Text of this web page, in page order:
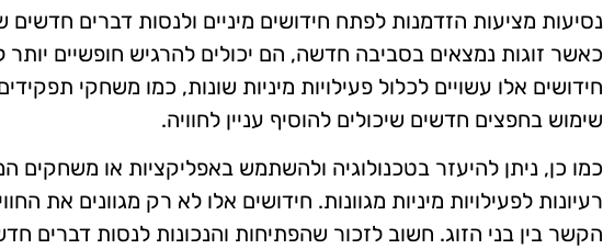
נסיעות מציעות הזדמנות לפתח חידושים מיניים ולנסות דברים
כאשר זוגות נמצאים בסביבה חדשה, הם יכולים להרגיש חופשיים
חידושים אלו עשויים לכלול פעילויות מיניות שונות, כמו משחקי
שימוש בחפצים חדשים שיכולים להוסיף עניין לחוויה.
כמו כן, ניתן להיעזר בטכנולוגיה ולהשתמש באפליקציות או משחקים
רעיונות לפעילויות מיניות מגוונות. חידושים אלו לא רק מגוונים את
הקשר בין בני הזוג. חשוב לזכור שהפתיחות והנכונות לנסות דברים